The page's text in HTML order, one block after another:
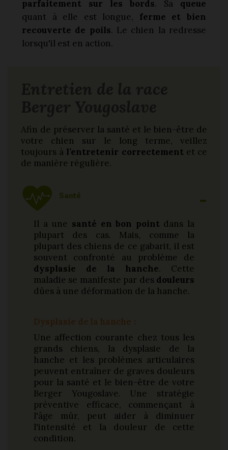
parfaitement sur les bords. Sa queue
quant à elle est longue, ferme et bien
recouverte de poils. Le chien la redresse
lorsqu'il est en action.
Afin de préserver la santé et le bien-être de
votre chien sur le long terme, veillez
toujours à l’entretenir correctementet ce
de manière régulière.
Santé
Il a une santé en bon pointdans la
plupart des cas. Mais, comme la
plupart des chiens de ce gabarit, il est
souvent confronté au problème de
dysplasie de la hanche. Cette
maladie se manifeste par des douleurs
dûes à une déformation de la hanche.
Dysplasie de la hanche :
Une affection courante chez tous les
grands chiens, la dysplasie de la
hanche et les problèmes articulaires
peuvent entraîner de graves douleurs
pour la santé et le bien-être de votre
Berger Yougoslave. Une stratégie
préventive efficace, commençant à
l'âge mûr, peut aider à diminuer
l'intensité et la douleur de cette
condition.